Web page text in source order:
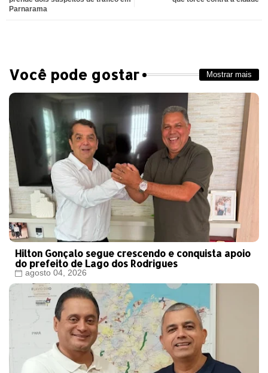
Parnarama
Você pode gostar Mostrar mais
Hilton Gonçalo segue crescendo e conquista apoio
do prefeito de Lago dos Rodrigues
agosto 04, 2026